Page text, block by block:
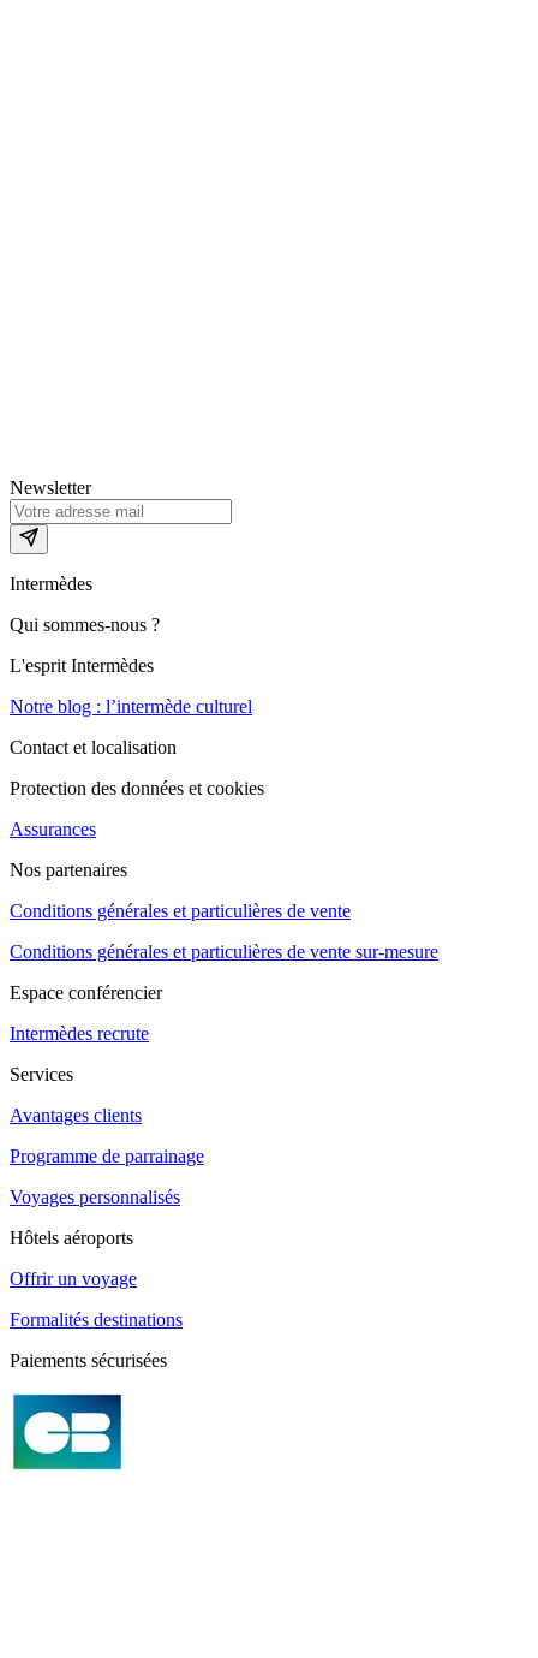
Newsletter
Intermèdes
Qui sommes-nous ?
L'esprit Intermèdes
Notre blog : l’intermède culturel
Contact et localisation
Protection des données et cookies
Assurances
Nos partenaires
Conditions générales et particulières de vente
Conditions générales et particulières de vente sur-mesure
Espace conférencier
Intermèdes recrute
Services
Avantages clients
Programme de parrainage
Voyages personnalisés
Hôtels aéroports
Offrir un voyage
Formalités destinations
Paiements sécurisées